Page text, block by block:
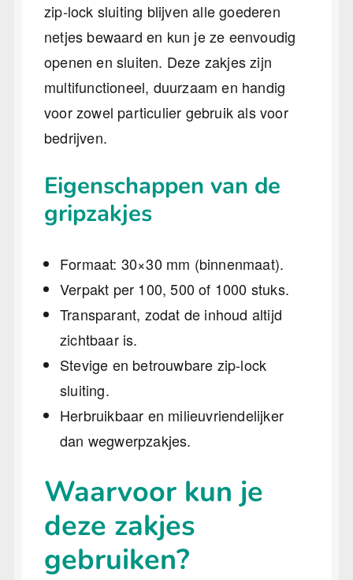
zip-lock sluiting blijven alle goederen
netjes bewaard en kun je ze eenvoudig
openen en sluiten. Deze zakjes zijn
multifunctioneel, duurzaam en handig
voor zowel particulier gebruik als voor
bedrijven.
Eigenschappen van de
gripzakjes
Formaat: 30×30 mm (binnenmaat).
Verpakt per 100, 500 of 1000 stuks.
Transparant, zodat de inhoud altijd
zichtbaar is.
Stevige en betrouwbare zip-lock
sluiting.
Herbruikbaar en milieuvriendelijker
dan wegwerpzakjes.
Waarvoor kun je
deze zakjes
gebruiken?